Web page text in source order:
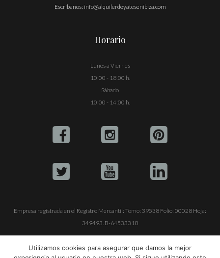
Escríbanos: info@alquilerdeyatesenibiza.com
Horario
Lunes a Viernes
10:00 - 18:00 h.
Sábado
10:00 - 14:00 h.
Empresa registrada en el Registro Mercantil: Tomo: 39538 Folio: 00028 Hoja:
349493. B-64533318
Utilizamos cookies para asegurar que damos la mejor